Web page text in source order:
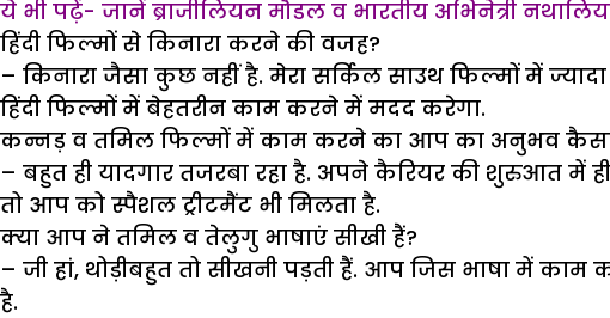
ये भी पढ़ें- जानें ब्राजीलियन मौडल व भारतीय अभिनेत्री
हिंदी फिल्मों से किनारा करने की वजह?
– किनारा जैसा कुछ नहीं है. मेरा सर्किल साउथ फिल्मों में
हिंदी फिल्मों में बेहतरीन काम करने में मदद करेगा.
कन्नड़ व तमिल फिल्मों में काम करने का आप का अनुभव कैसा
– बहुत ही यादगार तजरबा रहा है. अपने कैरियर की शुरुआत में
तो आप को स्पैशल ट्रीटमैंट भी मिलता है.
क्या आप ने तमिल व तेलुगु भाषाएं सीखी हैं?
– जी हां, थोड़ीबहुत तो सीखनी पड़ती हैं. आप जिस भाषा में
है.